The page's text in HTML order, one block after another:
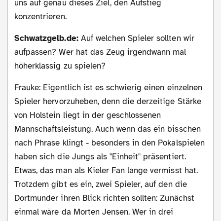
uns auf genau dieses Ziel, den Aufstieg
konzentrieren.
Schwatzgelb.de:Auf welchen Spieler sollten wir
aufpassen? Wer hat das Zeug irgendwann mal
höherklassig zu spielen?
Frauke: Eigentlich ist es schwierig einen einzelnen
Spieler hervorzuheben, denn die derzeitige Stärke
von Holstein liegt in der geschlossenen
Mannschaftsleistung. Auch wenn das ein bisschen
nach Phrase klingt - besonders in den Pokalspielen
haben sich die Jungs als "Einheit" präsentiert.
Etwas, das man als Kieler Fan lange vermisst hat.
Trotzdem gibt es ein, zwei Spieler, auf den die
Dortmunder ihren Blick richten sollten: Zunächst
einmal wäre da Morten Jensen. Wer in drei